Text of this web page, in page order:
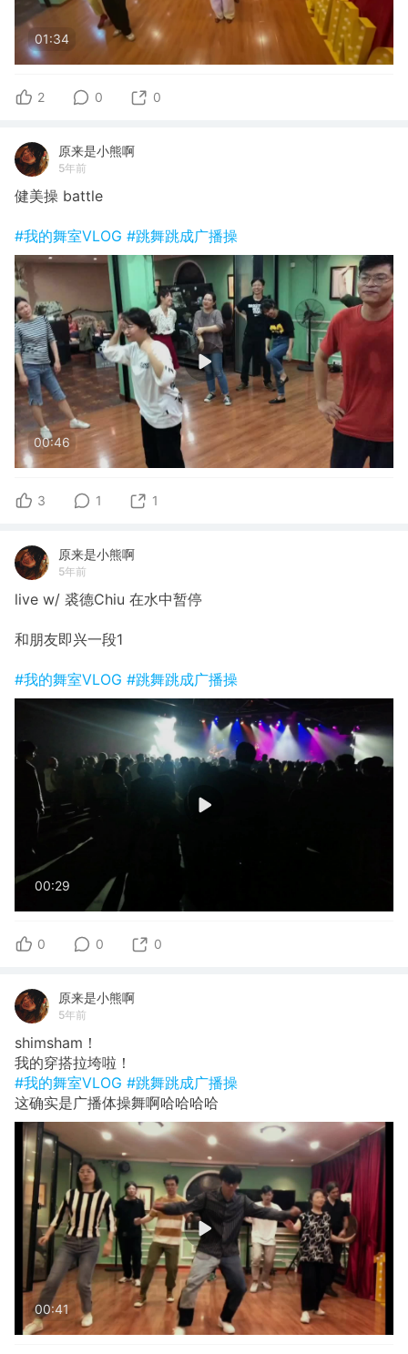
01:34
2 0 0
原来是小熊啊
5年前
健美操 battle
#我的舞室VLOG #跳舞跳成广播操
00:46
3 1 1
原来是小熊啊
5年前
live w/ 裘德Chiu 在水中暂停
和朋友即兴一段1
#我的舞室VLOG #跳舞跳成广播操
00:29
0 0 0
原来是小熊啊
5年前
shimsham！
我的穿搭拉垮啦！
#我的舞室VLOG #跳舞跳成广播操
这确实是广播体操舞啊哈哈哈哈
00:41